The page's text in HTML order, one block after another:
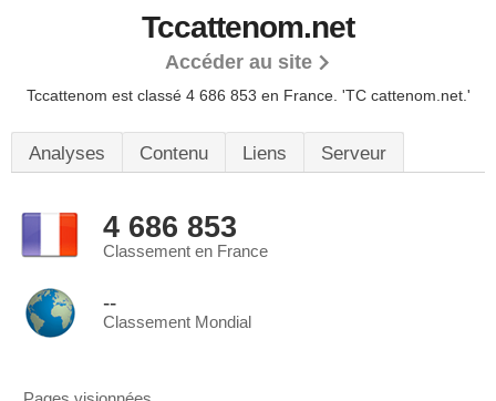
Tccattenom.net
Accéder au site
Tccattenom est classé 4 686 853 en France. 'TC cattenom.net.'
Analyses Contenu Liens Serveur
4 686 853
Classement en France
--
Classement Mondial